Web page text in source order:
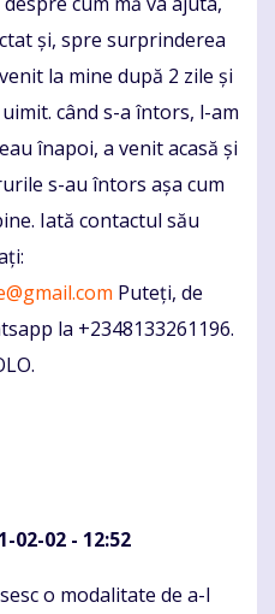
și, spre surprinderea
la mine după 2 zile și
când s-a întors, l-am
înapoi, a venit acasă și
s-au întors așa cum
Iată contactul său
Puteți, de
la +2348133261196.
02-02 - 12:52
o modalitate de a-l